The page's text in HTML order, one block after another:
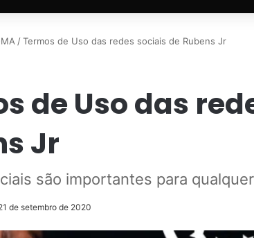
/ Termos de Uso das redes sociais de Rubens Jr
de Uso das
Jr
são importantes para
de setembro de 2020